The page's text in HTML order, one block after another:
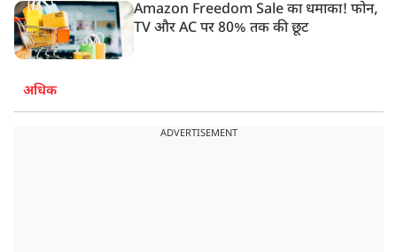
Amazon Freedom Sale का धमाका! फोन,
TV और AC पर 80% तक की छूट
अधिक
ADVERTISEMENT